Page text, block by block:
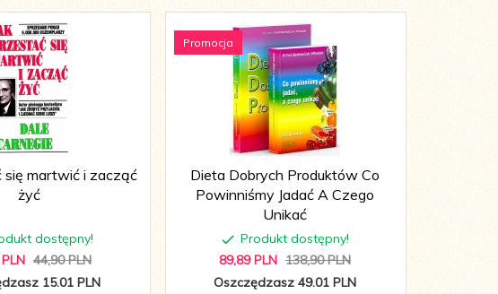
się martwić i zacząć
żyć
dostępny!
PLN 44,90 PLN
15.01 PLN
Promocja
Dieta Dobrych Produktów Co
Powinniśmy Jadać A Czego
Unikać
Produkt dostępny!
89,89 PLN 138,90 PLN
Oszczędzasz 49.01 PLN